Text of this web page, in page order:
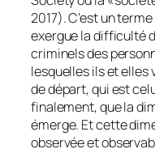
2017). C’est un
exergue la difficulté
criminels des
lesquelles ils et elles
de départ, qui est
finalement, que la
émerge. Et cette
observée et